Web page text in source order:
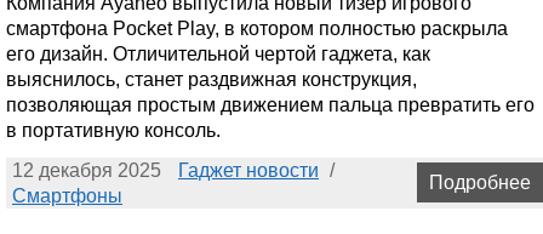
смартфона Pocket Play, в котором полностью раскрыла
его дизайн. Отличительной чертой гаджета, как
выяснилось, станет раздвижная конструкция,
позволяющая простым движением пальца превратить его
в портативную консоль.
12 декабря 2025
Гаджет новости /
Смартфоны
Подробнее